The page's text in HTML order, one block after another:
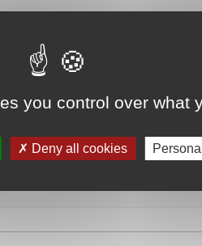
you control over what
Deny all cookies